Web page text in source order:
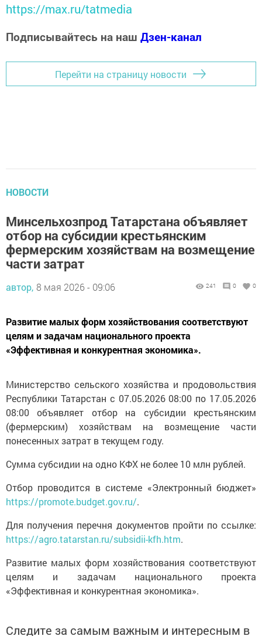
https://max.ru/tatmedia
Подписывайтесь на наш Дзен-канал
Перейти на страницу новости
НОВОСТИ
Минсельхозпрод Татарстана объявляет
отбор на субсидии крестьянским
фермерским хозяйствам на возмещение
части затрат
автор, 8 мая 2026 - 09:06 241 0 0
Развитие малых форм хозяйствования соответствуют
целям и задачам национального проекта
«Эффективная и конкурентная экономика».
Министерство сельского хозяйства и продовольствия
Республики Татарстан с 07.05.2026 08:00 по 17.05.2026
08:00 объявляет отбор на субсидии крестьянским
(фермерским) хозяйствам на возмещение части
понесенных затрат в текущем году.
Сумма субсидии на одно КФХ не более 10 млн рублей.
Отбор проводится в системе «Электронный бюджет»
https://promote.budget.gov.ru/.
Для получения перечня документов пройти по ссылке:
https://agro.tatarstan.ru/subsidii-kfh.htm.
Развитие малых форм хозяйствования соответствуют
целям и задачам национального проекта
«Эффективная и конкурентная экономика».
Следите за самым важным и интересным в